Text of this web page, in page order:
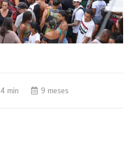
4 min 9 meses